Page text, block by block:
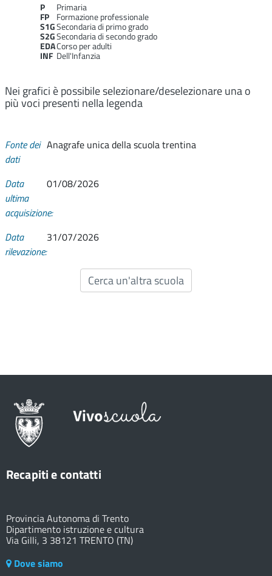
P Primaria
FP Formazione professionale
S1GSecondaria di primo grado
S2GSecondaria di secondo grado
EDACorso per adulti
INF Dell'Infanzia
Nei grafici è possibile selezionare/deselezionare una o
più voci presenti nella legenda
Fonte dei
dati
Anagrafe unica della scuola trentina
Data
ultima
acquisizione:
01/08/2026
Data
rilevazione:
31/07/2026
Cerca un'altra scuola
Recapiti e contatti
Provincia Autonoma di Trento
Dipartimento istruzione e cultura
Via Gilli, 3 38121 TRENTO (TN)
Dove siamo